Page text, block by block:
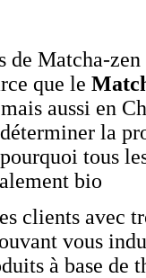
de Matcha-
que le
aussi en
la
tous
bio
clients avec
vous
à base de